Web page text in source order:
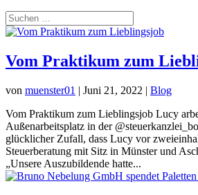
Vom Praktikum zum
von muenster01 | Juni 21, 2022 | Blog
Vom Praktikum zum Lieblingsjob Lucy
Außenarbeitsplatz in der
glücklicher Zufall, dass Lucy vor
Steuerberatung mit Sitz in Münster und
„Unsere Auszubildende hatte...